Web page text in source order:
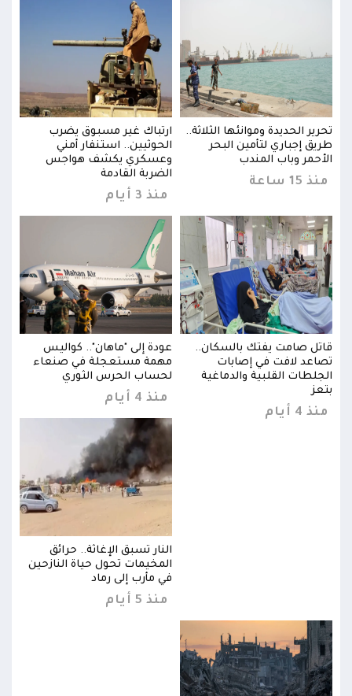
تحرير الحديدة وموانئها الثلاثة..
طريق إجباري لتأمين البحر
الأحمر وباب المندب
منذ 15 ساعة
ارتباك غير مسبوق يضرب
الحوثيين.. استنفار أمني
وعسكري يكشف هواجس
الضربة القادمة
منذ 3 أيام
قاتل صامت يفتك بالسكان..
تصاعد لافت في إصابات
الجلطات القلبية والدماغية
بتعز
منذ 4 أيام
عودة إلى "ماهان".. كواليس
مهمة مستعجلة في صنعاء
لحساب الحرس الثوري
منذ 4 أيام
النار تسبق الإغاثة.. حرائق
المخيمات تحول حياة النازحين
في مأرب إلى رماد
منذ 5 أيام